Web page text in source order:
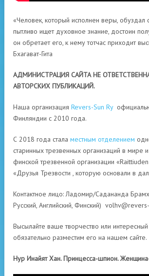
«Человек, который исполнен веры, обуздал
пытливо ищет духовное знание, достоин
он обретает его, к нему тотчас приходит
Бхагават-Гита
АДМИНИСТРАЦИЯ САЙТА НЕ
АВТОРСКИХ ПУБЛИКАЦИЙ.
Наша организация Revers-Sun Ry
Финляндии с 2010 года.
С 2018 года стала местным отделением
старинных трезвенных организаций в мире
финской трезвенной организации
«Друзья Трезвости , которую основали в
Контактное лицо: Ладомир/Садананда
Русский, Английский, Финский)
Высылайте ваше творчество или
обязательно разместим его на нашем сайте.
Нур Инайят Хан. Принцесса-шпион.